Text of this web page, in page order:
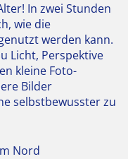
In zwei Stunden
wie die
werden kann.
Licht, Perspektive
kleine Foto-
Bilder
selbstbewusster zu
Nord